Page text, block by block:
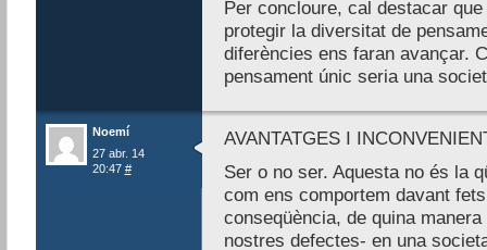
Per concloure, cal destacar
protegir la diversitat de
diferències ens faran avançar.
pensament únic seria una
Noemí
27 abr. 14
20:47 #
AVANTATGES I
Ser o no ser. Aquesta no és la
com ens comportem davant
conseqüència, de quina
nostres defectes- en una